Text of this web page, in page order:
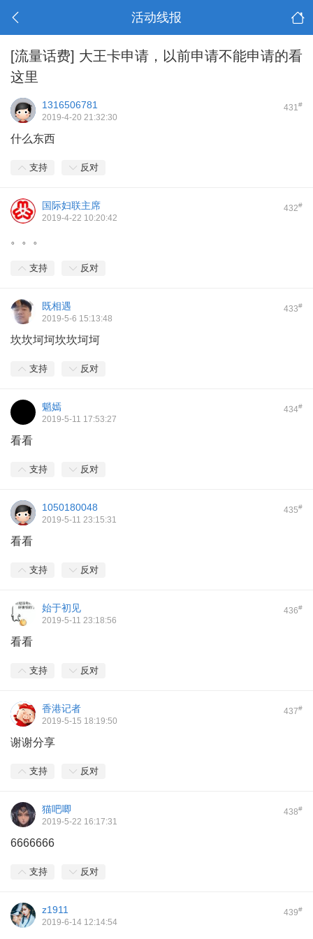
活动线报
[流量话费] 大王卡申请，以前申请不能申请的看
这里
431#
1316506781
2019-4-20 21:32:30
什么东西
支持 反对
432#
国际妇联主席
2019-4-22 10:20:42
。。。
支持 反对
433#
既相遇
2019-5-6 15:13:48
坎坎坷坷坎坎坷坷
支持 反对
434#
魈嫣
2019-5-11 17:53:27
看看
支持 反对
435#
1050180048
2019-5-11 23:15:31
看看
支持 反对
436#
始于初见
2019-5-11 23:18:56
看看
支持 反对
437#
香港记者
2019-5-15 18:19:50
谢谢分享
支持 反对
438#
猫吧唧
2019-5-22 16:17:31
6666666
支持 反对
439#
z1911
2019-6-14 12:14:54